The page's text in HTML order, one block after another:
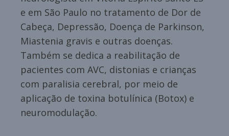
e em São Paulo no tratamento de Dor de
Cabeça, Depressão, Doença de Parkinson,
Miastenia gravis e outras doenças.
Também se dedica a reabilitação de
pacientes com AVC, distonias e crianças
com paralisia cerebral, por meio de
aplicação de toxina botulínica (Botox) e
neuromodulação.